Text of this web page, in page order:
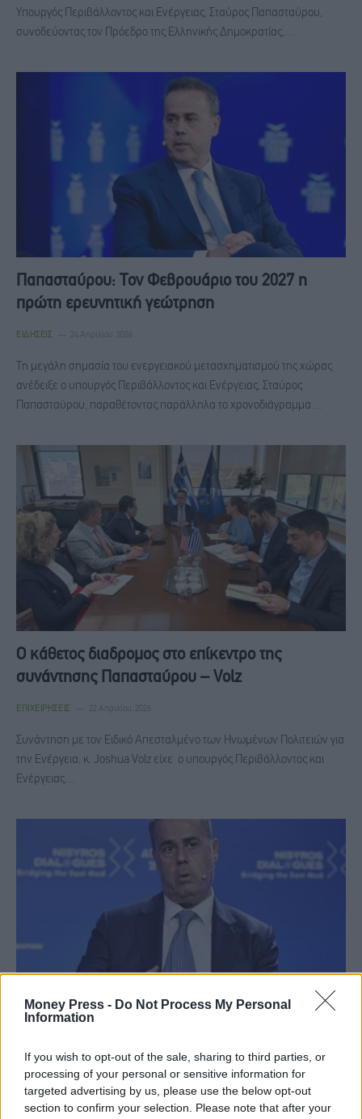
Money Press - Do Not Process My Personal
Information
If you wish to opt-out of the sale, sharing to third parties, or
processing of your personal or sensitive information for
targeted advertising by us, please use the below opt-out
section to confirm your selection. Please note that after your
Υπουργός Περιβάλλοντος και Ενέργειας, Σταύρος Παπασταύρου,
συνοδεύοντας τον Πρόεδρο της Ελληνικής Δημοκρατίας,…
Παπασταύρου: Τον Φεβρουάριο του 2027 η
πρώτη ερευνητική γεώτρηση
ΕΙΔΉΣΕΙΣ 24 Απριλίου, 2026
Τη μεγάλη σημασία του ενεργειακού μετασχηματισμού της χώρας
ανέδειξε ο υπουργός Περιβάλλοντος και Ενέργειας, Σταύρος
Παπασταύρου, παραθέτοντας παράλληλα το χρονοδιάγραμμα…
Ο κάθετος διαδρομος στο επίκεντρο της
συνάντησης Παπασταύρου – Volz
ΕΠΙΧΕΙΡΉΣΕΙΣ 22 Απριλίου, 2026
Συνάντηση με τον Ειδικό Απεσταλμένο των Ηνωμένων Πολιτειών για
την Ενέργεια, κ. Joshua Volz είχε ο υπουργός Περιβάλλοντος και
Ενέργειας…
των πολιτών πανευρωπαϊκά
ΕΙΔΉΣΕΙΣ 1 Απριλίου, 2026
Την ανάγκη να υπάρξει συντονισμός σε πανευρωπαϊκό επίπεδο για